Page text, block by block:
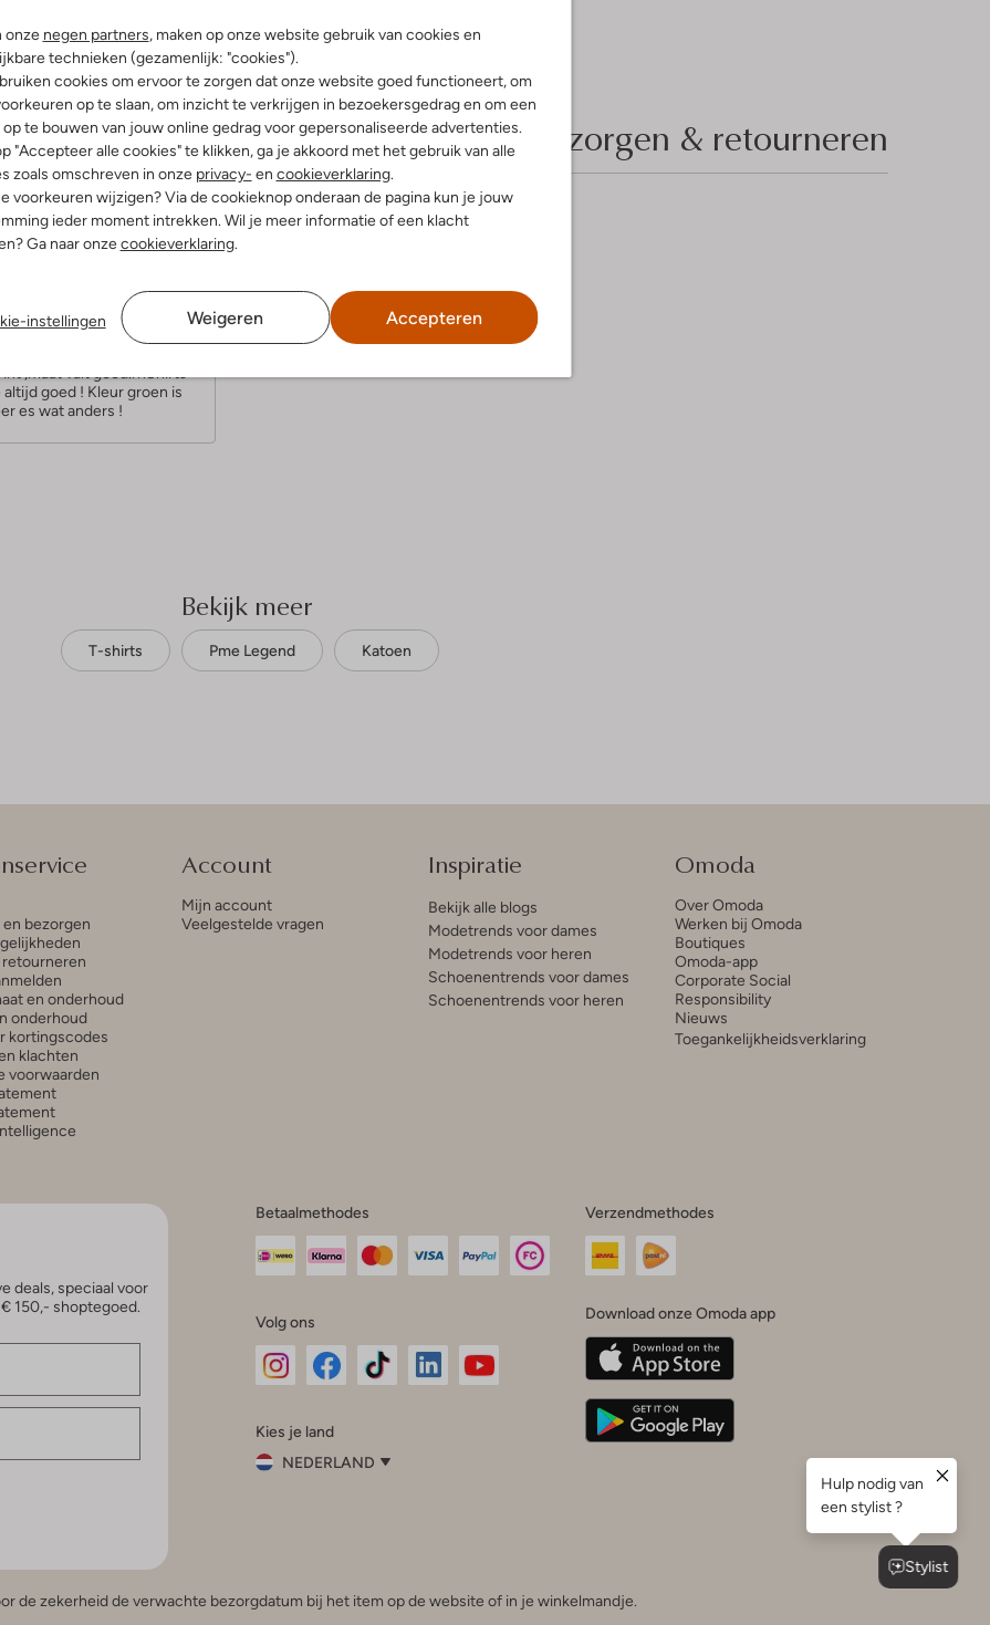
onze negen partners, maken op onze website gebruik van cookies en
technieken (gezamenlijk: "cookies").
cookies om ervoor te zorgen dat onze website goed functioneert, om
op te slaan, om inzicht te verkrijgen in bezoekersgedrag en om een
te bouwen van jouw online gedrag voor gepersonaliseerde advertenties.
"Accepteer alle cookies" te klikken, ga je akkoord met het gebruik van alle
zoals omschreven in onze privacy- en cookieverklaring.
voorkeuren wijzigen? Via de cookieknop onderaan de pagina kun je jouw
ieder moment intrekken. Wil je meer informatie of een klacht
Ga naar onzecookieverklaring.
instellingen Weigeren Accepteren
Product informatie Bezorgen & retourneren
door Liesbeth
altijd goed ! Kleur groen is
es wat anders !
Bekijk meer
T-shirts Pme Legend Katoen
bezorgen
retourneren
en onderhoud
onderhoud
kortingscodes
klachten
voorwaarden
Account
Mijn account
Veelgestelde vragen
Inspiratie
Bekijk alle blogs
Modetrends voor dames
Modetrends voor heren
Schoenentrends voor dames
Schoenentrends voor heren
Omoda
Over Omoda
Werken bij Omoda
Boutiques
Omoda-app
Corporate Social
Responsibility
Nieuws
Toegankelijkheidsverklaring
deals, speciaal voor
150,- shoptegoed.
Betaalmethodes
Volg ons
InstagramFacebook
Kies je land
NEDERLAND
België (Nederlands)
Verzendmethodes
Download onze Omoda app
de zekerheid de verwachte bezorgdatum bij het item op de website of in je winkelmandje.